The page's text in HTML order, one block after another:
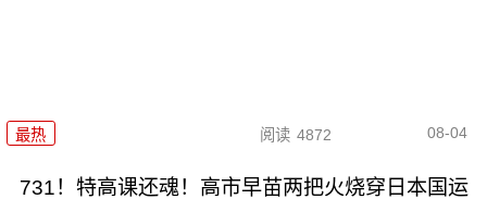
最热 阅读 4872 08-04
731！特高课还魂！高市早苗两把火烧穿日本国运